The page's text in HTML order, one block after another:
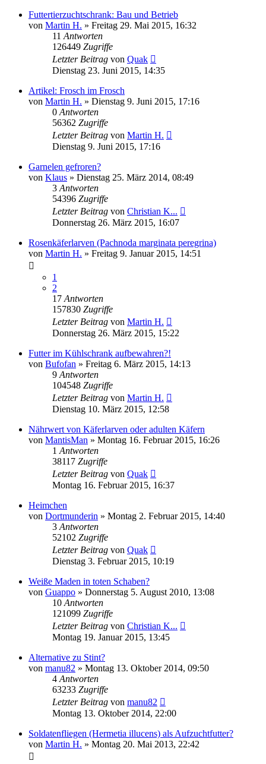
Futtertierzuchtschrank: Bau und Betrieb
von Martin H. » Freitag 29. Mai 2015, 16:32
11 Antworten
126449 Zugriffe
Letzter Beitrag von Quak
Dienstag 23. Juni 2015, 14:35
Artikel: Frosch im Frosch
von Martin H. » Dienstag 9. Juni 2015, 17:16
0 Antworten
56362 Zugriffe
Letzter Beitrag von Martin H.
Dienstag 9. Juni 2015, 17:16
Garnelen gefroren?
von Klaus » Dienstag 25. März 2014, 08:49
3 Antworten
54396 Zugriffe
Letzter Beitrag von Christian K...
Donnerstag 26. März 2015, 16:07
Rosenkäferlarven (Pachnoda marginata peregrina)
von Martin H. » Freitag 9. Januar 2015, 14:51
1
2
17 Antworten
157830 Zugriffe
Letzter Beitrag von Martin H.
Donnerstag 26. März 2015, 15:22
Futter im Kühlschrank aufbewahren?!
von Bufofan » Freitag 6. März 2015, 14:13
9 Antworten
104548 Zugriffe
Letzter Beitrag von Martin H.
Dienstag 10. März 2015, 12:58
Nährwert von Käferlarven oder adulten Käfern
von MantisMan » Montag 16. Februar 2015, 16:26
1 Antworten
38117 Zugriffe
Letzter Beitrag von Quak
Montag 16. Februar 2015, 16:37
Heimchen
von Dortmunderin » Montag 2. Februar 2015, 14:40
3 Antworten
52102 Zugriffe
Letzter Beitrag von Quak
Dienstag 3. Februar 2015, 10:19
Weiße Maden in toten Schaben?
von Guappo » Donnerstag 5. August 2010, 13:08
10 Antworten
121099 Zugriffe
Letzter Beitrag von Christian K...
Montag 19. Januar 2015, 13:45
Alternative zu Stint?
von manu82 » Montag 13. Oktober 2014, 09:50
4 Antworten
63233 Zugriffe
Letzter Beitrag von manu82
Montag 13. Oktober 2014, 22:00
Soldatenfliegen (Hermetia illucens) als Aufzuchtfutter?
von Martin H. » Montag 20. Mai 2013, 22:42